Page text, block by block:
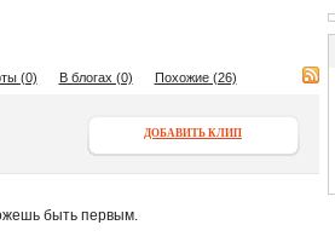
(0) В блогах (0) Похожие (26)
ДОБАВИТЬ КЛИП
быть первым.